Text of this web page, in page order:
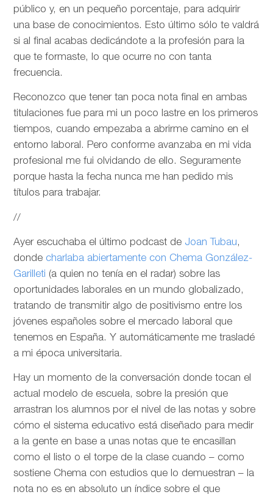
público y, en un pequeño porcentaje, para adquirir
una base de conocimientos. Esto último sólo te valdrá
si al final acabas dedicándote a la profesión para la
que te formaste, lo que ocurre no con tanta
frecuencia.
Reconozco que tener tan poca nota final en ambas
titulaciones fue para mi un poco lastre en los primeros
tiempos, cuando empezaba a abrirme camino en el
entorno laboral. Pero conforme avanzaba en mi vida
profesional me fui olvidando de ello. Seguramente
porque hasta la fecha nunca me han pedido mis
títulos para trabajar.
//
Ayer escuchaba el último podcast de Joan Tubau,
donde charlaba abiertamente con Chema González-
Garilleti (a quien no tenía en el radar) sobre las
oportunidades laborales en un mundo globalizado,
tratando de transmitir algo de positivismo entre los
jóvenes españoles sobre el mercado laboral que
tenemos en España. Y automáticamente me trasladé
a mi época universitaria.
Hay un momento de la conversación donde tocan el
actual modelo de escuela, sobre la presión que
arrastran los alumnos por el nivel de las notas y sobre
cómo el sistema educativo está diseñado para medir
a la gente en base a unas notas que te encasillan
como el listo o el torpe de la clase cuando – como
sostiene Chema con estudios que lo demuestran – la
nota no es en absoluto un índice sobre el que